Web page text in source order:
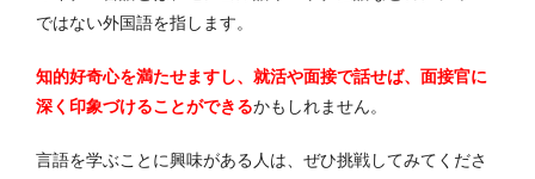
ではない外国語を指します。
知的好奇心を満たせますし、就活や面接で話せば、面接官に
深く印象づけることができるかもしれません。
言語を学ぶことに興味がある人は、ぜひ挑戦してみてくださ